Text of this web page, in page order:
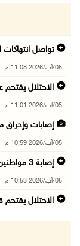
تواصل
05/آب/2026 11:08 م
الاحتلال يقتحم
05/آب/2026 11:01 م
إصابات
05/آب/2026 10:59 م
إصابة 3 مواطنين إثر اعتداء مستعمرين عليهم في ...
05/آب/2026 10:53 م
الاحتلال يقتحم
الوزيرة